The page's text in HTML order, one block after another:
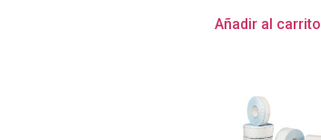
Añadir al carrito